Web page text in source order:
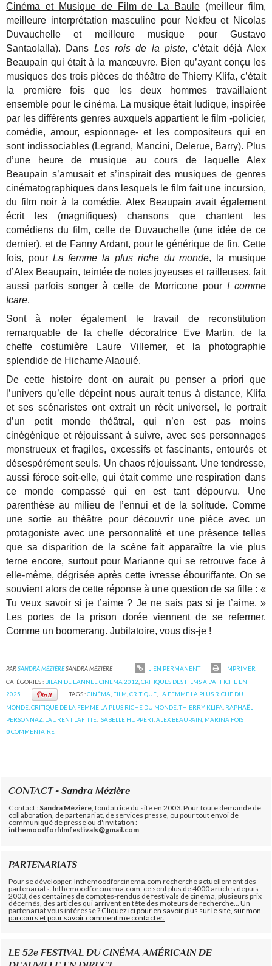
Cinéma et Musique de Film de La Baule (meilleur film,
meilleure interprétation masculine pour Nekfeu et Nicolas
Duvauchelle et meilleure musique pour Gustavo
Santaolalla). Dans Les rois de la piste, c’était déjà Alex
Beaupain qui était à la manœuvre. Bien qu’ayant conçu les
musiques des trois pièces de théâtre de Thierry Klifa, c’était
la première fois que les deux hommes travaillaient
ensemble pour le cinéma. La musique était ludique, inspirée
par les différents genres auxquels appartient le film -policier,
comédie, amour, espionnage- et les compositeurs qui en
sont indissociables (Legrand, Mancini, Delerue, Barry). Plus
d’une heure de musique au cours de laquelle Alex
Beaupain s’amusait et s’inspirait des musiques de genres
cinématographiques dans lesquels le film fait une incursion,
du film noir à la comédie. Alex Beaupain avait également
écrit les (magnifiques) chansons que chantent les
comédiens du film, celle de Duvauchelle (une idée de ce
dernier), et de Fanny Ardant, pour le générique de fin. Cette
fois, pour La femme la plus riche du monde, la musique
d’Alex Beaupain, teintée de notes joyeuses et railleuses, fait
aussi parfois songer à celle de Morricone pourI comme
Icare.
Sont à noter également le travail de reconstitution
remarquable de la cheffe décoratrice Eve Martin, de la
cheffe costumière Laure Villemer, et la photographie
splendide de Hichame Alaouié.
De cette histoire dont on aurait pu penser a priori que
l’univers qu’elle dépeint nous aurait tenus à distance, Klifa
et ses scénaristes ont extrait un récit universel, le portrait
d’un petit monde théâtral, qui n’en est pas moins
cinégénique et réjouissant à suivre, avec ses personnages
monstrueux et fragiles, excessifs et fascinants, entourés et
désespérément seuls. Un chaos réjouissant. Une tendresse,
aussi féroce soit-elle, qui était comme une respiration dans
ce monde compassé qui en est tant dépourvu. Une
parenthèse au milieu de l’ennui et de la solitude. Comme
une sortie au théâtre pour découvrir une pièce avec un
protagoniste avec une personnalité et une présence telles
que sa disparition de la scène fait apparaître la vie plus
terne encore, surtout pour Marianne qui se retrouve face à
elle-même, dégrisée après cette ivresse ébouriffante. On se
souvient alors de cette réponse à une question de sa fille : «
Tu veux savoir si je t’aime ? Je ne sais pas si je t’aime. »
Les portes de la prison dorée viennent de se refermer.
Comme un boomerang. Jubilatoire, vous dis-je !
PARSANDRA MÉZIÈRESANDRA MÉZIÈRE LIEN PERMANENT
IMPRIMER
CATÉGORIES : BILAN DE L'ANNEE CINEMA 2012 ,CRITIQUES DES FILMS A L'AFFICHE EN
2025
TAGS :CINÉMA FILM CRITIQUE, LA FEMME LA PLUS RICHE DU
MONDE ,CRITIQUE DE LA FEMME LA PLUS RICHE DU MONDE ,THIERRY KLIFA RAPHAËL
PERSONNAZ. LAURENT LAFITTE ISABELLE HUPPERT,ALEX BEAUPAIN MARINA FOÏS
0COMMENTAIRE
CONTACT - Sandra Mézière
Contact : Sandra Mézière , fondatrice du site en 2003. Pour toute demande de
collaboration, de partenariat, de services presse, ou pour tout envoi de
communiqué de presse ou d'invitation :
inthemoodforfilmfestivals@gmail.com
PARTENARIATS
Pour se développer, Inthemoodforcinema.com recherche actuellement des
partenariats. Inthemoodforcinema.com, ce sont plus de 4000 articles depuis
2003, des centaines de comptes-rendus de festivals de cinéma, plusieurs prix
décernés, des articles qui arrivent en tête des moteurs de recherche... Un
partenariat vous intéresse ?Cliquez ici pour en savoir plus sur le site, sur mon
parcours et pour savoir comment me contacter.
LE 52e FESTIVAL DU CINÉMA AMÉRICAIN DE